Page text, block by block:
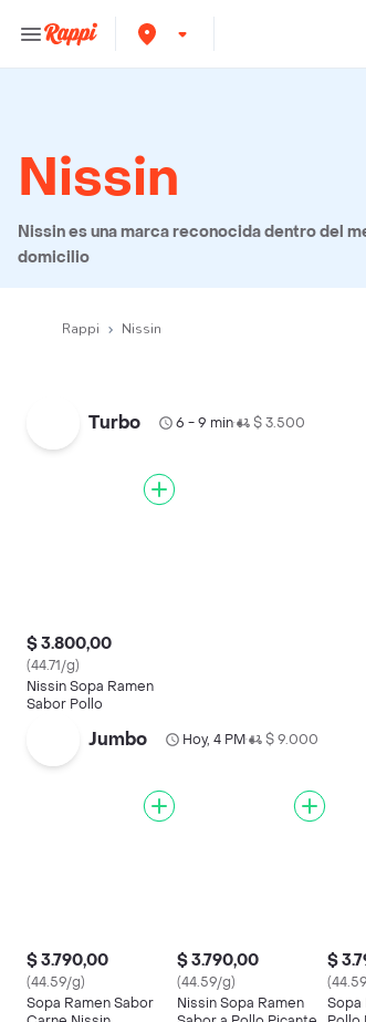
Nissin
Nissin es una marca reconocida dentro del
domicilio
Rappi Nissin
Turbo 6 - 9 min• $ 3.500
$ 3.800,00
(44.71/g)
Nissin Sopa Ramen
Sabor Pollo
Jumbo Hoy, 4 PM• $ 9.000
$ 3.790,00
(44.59/g)
Sopa Ramen Sabor
$ 3.790,00
(44.59/g)
Nissin Sopa Ramen
$
Sopa